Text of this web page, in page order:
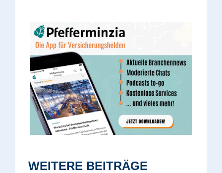
WEITERE BEITRÄGE